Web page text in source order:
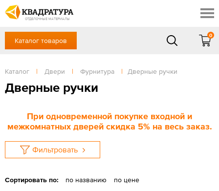
ОТДЕЛОЧНЫЕ МАТЕРИАЛЫ
Профи
Акции
Готовые решения
Доставка и оплата
Отзывы
+7 918 999 1656
Сб, Вс — выходной
ЗАКАЗАТЬ ЗВОНОК
Каталог товаров
0
Каталог | Двери | Фурнитура | Дверные ручки
Дверные ручки
При одновременной покупке входной и
межкомнатных дверей скидка 5% на весь заказ.
Фильтровать
Сортировать по: по названию по цене